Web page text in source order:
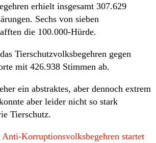
erhielt insgesamt 307.629
Sechs von sieben
die 100.000-Hürde.
Tierschutzvolksbegehren gegen
mit 426.938 Stimmen ab.
ein abstraktes, aber dennoch extrem
aber leider nicht so stark
Tierschutz.
Anti-Korruptionsvolksbegehren startet